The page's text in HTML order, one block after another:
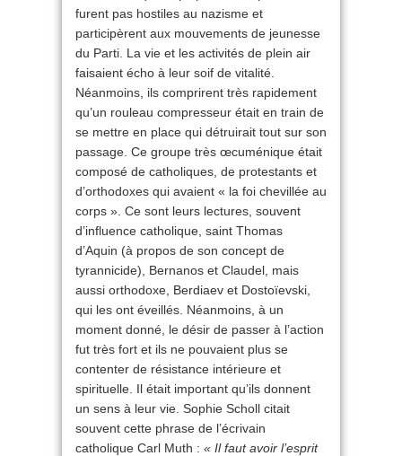
furent pas hostiles au nazisme et
participèrent aux mouvements de jeunesse
du Parti. La vie et les activités de plein air
faisaient écho à leur soif de vitalité.
Néanmoins, ils comprirent très rapidement
qu’un rouleau compresseur était en train de
se mettre en place qui détruirait tout sur son
passage. Ce groupe très œcuménique était
composé de catholiques, de protestants et
d’orthodoxes qui avaient « la foi chevillée au
corps ». Ce sont leurs lectures, souvent
d’influence catholique, saint Thomas
d’Aquin (à propos de son concept de
tyrannicide), Bernanos et Claudel, mais
aussi orthodoxe, Berdiaev et Dostoïevski,
qui les ont éveillés. Néanmoins, à un
moment donné, le désir de passer à l’action
fut très fort et ils ne pouvaient plus se
contenter de résistance intérieure et
spirituelle. Il était important qu’ils donnent
un sens à leur vie. Sophie Scholl citait
souvent cette phrase de l’écrivain
catholique Carl Muth : « Il faut avoir l’esprit